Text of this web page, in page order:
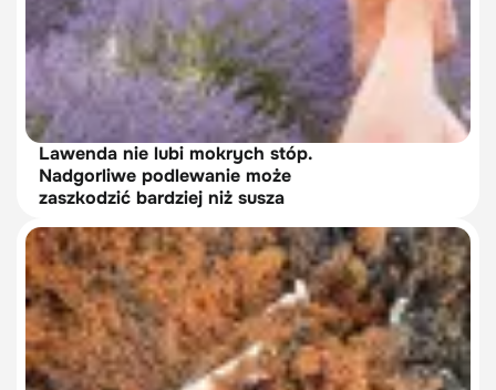
Lawenda nie lubi mokrych stóp.
Nadgorliwe podlewanie może
zaszkodzić bardziej niż susza